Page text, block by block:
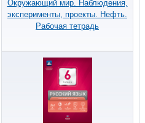
Окружающий мир. Наблюдения,
эксперименты, проекты. Нефть.
Рабочая тетрадь